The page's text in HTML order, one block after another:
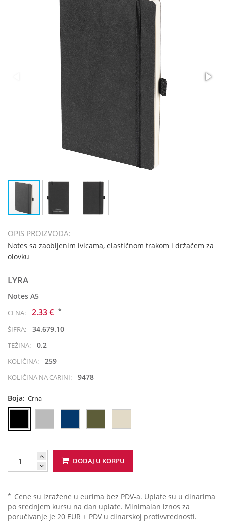
OPIS PROIZVODA:
Notes sa zaobljenim ivicama, elastičnom trakom i držačem za
olovku
LYRA
Notes A5
CENA: 2.33 € *
ŠIFRA: 34.679.10
TEŽINA: 0.2
KOLIČINA: 259
KOLIČINA NA CARINI: 9478
Boja: Crna
DODAJ U KORPU
* Cene su izražene u eurima bez PDV-a. Uplate su u dinarima
po srednjem kursu na dan uplate. Minimalan iznos za
poručivanje je 20 EUR + PDV u dinarskoj protivvrednosti.